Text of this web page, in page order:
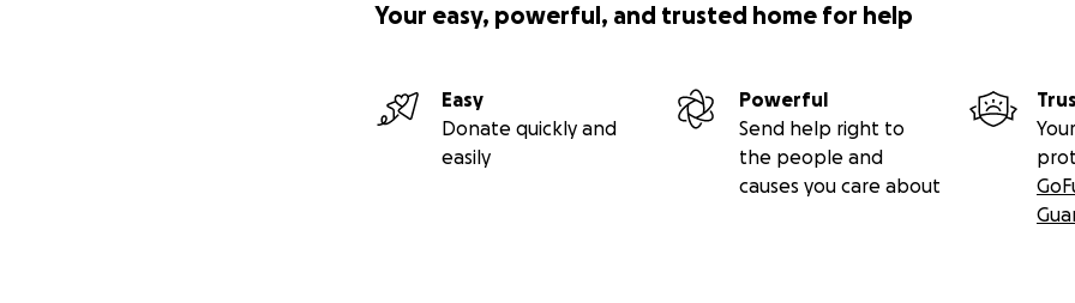
Your easy, powerful, and trusted home for help
Easy
Donate quickly and
easily
Powerful
Send help right to
the people and
causes you care about